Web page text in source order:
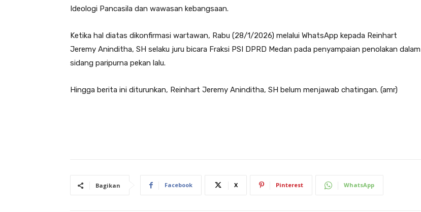
Ideologi Pancasila dan wawasan kebangsaan.
Ketika hal diatas dikonfirmasi wartawan, Rabu (28/1/2026) melalui WhatsApp kepada Reinhart
Jeremy Aninditha, SH selaku juru bicara Fraksi PSI DPRD Medan pada penyampaian penolakan dalam
sidang paripurna pekan lalu.
Hingga berita ini diturunkan, Reinhart Jeremy Aninditha, SH belum menjawab chatingan. (amr)
Bagikan Facebook X Pinterest WhatsApp